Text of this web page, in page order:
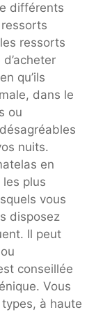
différents
ressorts
qu’ils
dans le
ou
nuits.
en
plus
vous
disposez
Il peut
conseillée
Vous
à haute